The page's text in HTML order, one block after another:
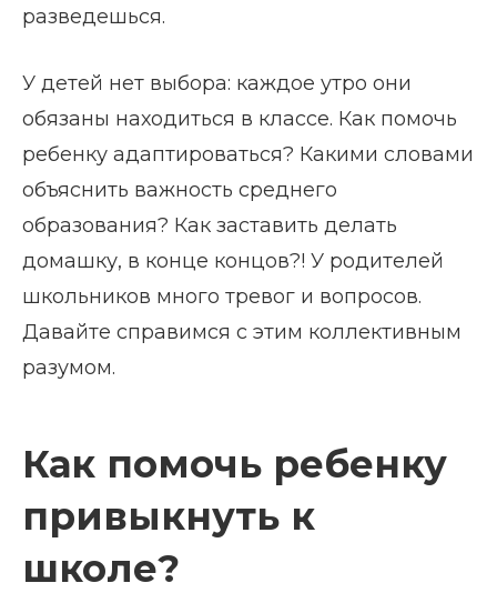
разведешься.
У детей нет выбора: каждое утро они
обязаны находиться в классе. Как помочь
ребенку адаптироваться? Какими словами
объяснить важность среднего
образования? Как заставить делать
домашку, в конце концов?! У родителей
школьников много тревог и вопросов.
Давайте справимся с этим коллективным
разумом.
Как помочь ребенку
привыкнуть к
школе?